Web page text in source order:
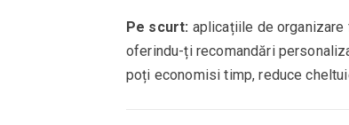
Pe scurt: aplicațiile de
oferindu-ți recomandări
poți economisi timp, reduce